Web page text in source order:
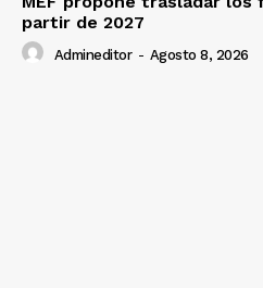
partir de 2027
Admineditor - Agosto 8, 2026